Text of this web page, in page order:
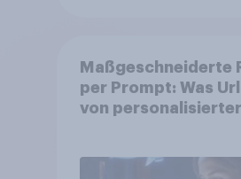
Maßgeschneiderte
per Prompt: Was
von personalisierter
bereits genutzt